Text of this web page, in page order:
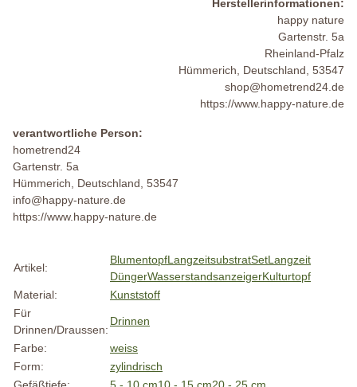
Herstellerinformationen:
happy nature
Gartenstr. 5a
Rheinland-Pfalz
Hümmerich, Deutschland, 53547
shop@hometrend24.de
https://www.happy-nature.de
verantwortliche Person:
hometrend24
Gartenstr. 5a
Hümmerich, Deutschland, 53547
info@happy-nature.de
https://www.happy-nature.de
Artikel:
BlumentopfLangzeitsubstratSetLangzeit
DüngerWasserstandsanzeigerKulturtopf
Material:
Kunststoff
Für
Drinnen/Draussen:
Drinnen
Farbe:
weiss
Form:
zylindrisch